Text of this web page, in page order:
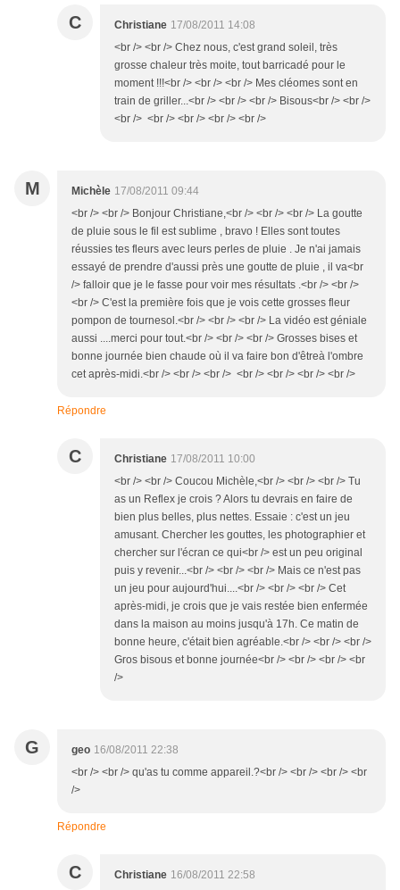
C Christiane 17/08/2011 14:08
<br /> <br /> Chez nous, c'est grand soleil, très
grosse chaleur très moite, tout barricadé pour le
moment !!!<br /> <br /> <br /> Mes cléomes sont en
train de griller...<br /> <br /> <br /> Bisous<br /> <br />
<br /> <br /> <br /> <br /> <br />
M Michèle 17/08/2011 09:44
<br /> <br /> Bonjour Christiane,<br /> <br /> <br /> La goutte
de pluie sous le fil est sublime , bravo ! Elles sont toutes
réussies tes fleurs avec leurs perles de pluie . Je n'ai jamais
essayé de prendre d'aussi près une goutte de pluie , il va<br
/> falloir que je le fasse pour voir mes résultats .<br /> <br />
<br /> C'est la première fois que je vois cette grosses fleur
pompon de tournesol.<br /> <br /> <br /> La vidéo est géniale
aussi ....merci pour tout.<br /> <br /> <br /> Grosses bises et
bonne journée bien chaude où il va faire bon d'êtreà l'ombre
cet après-midi.<br /> <br /> <br /> <br /> <br /> <br /> <br />
Répondre
C Christiane 17/08/2011 10:00
<br /> <br /> Coucou Michèle,<br /> <br /> <br /> Tu
as un Reflex je crois ? Alors tu devrais en faire de
bien plus belles, plus nettes. Essaie : c'est un jeu
amusant. Chercher les gouttes, les photographier et
chercher sur l'écran ce qui<br /> est un peu original
puis y revenir...<br /> <br /> <br /> Mais ce n'est pas
un jeu pour aujourd'hui....<br /> <br /> <br /> Cet
après-midi, je crois que je vais restée bien enfermée
dans la maison au moins jusqu'à 17h. Ce matin de
bonne heure, c'était bien agréable.<br /> <br /> <br />
Gros bisous et bonne journée<br /> <br /> <br /> <br
/>
G geo 16/08/2011 22:38
<br /> <br /> qu'as tu comme appareil.?<br /> <br /> <br /> <br
/>
Répondre
C Christiane 16/08/2011 22:58